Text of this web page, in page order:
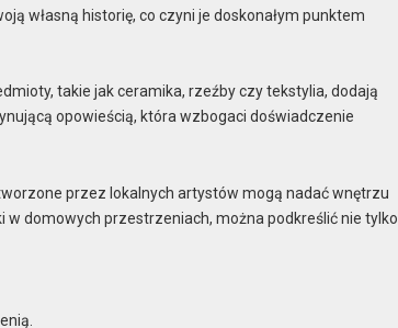
własną historię, co czyni je doskonałym punktem
takie jak ceramika, rzeźby czy tekstylia, dodają
opowieścią, która wzbogaci doświadczenie
przez lokalnych artystów mogą nadać wnętrzu
domowych przestrzeniach, można podkreślić nie tylko